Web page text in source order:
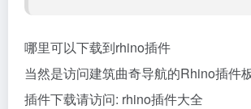
哪里可以下载到rhino插件
当然是访问建筑曲奇导航的Rhino插件
插件下载请访问: rhino插件大全